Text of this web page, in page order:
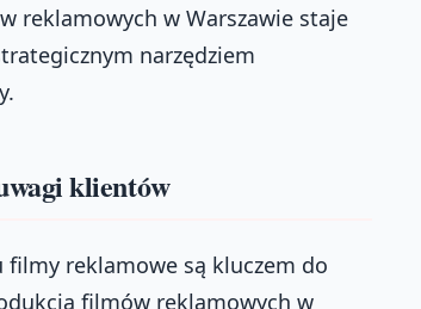
reklamowych w Warszawie staje
narzędziem
klientów
reklamowe są kluczem do
filmów reklamowych w